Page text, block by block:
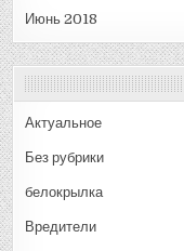
Июнь 2018
Актуальное
Без рубрики
белокрылка
Вредители